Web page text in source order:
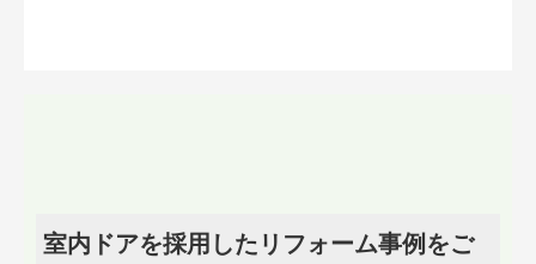
室内ドアを採用したリフォーム事例をご